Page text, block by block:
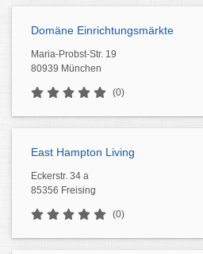
Domäne Einrichtungsmärkte
Maria-Probst-Str. 19
80939 München
(0)
East Hampton Living
Eckerstr. 34 a
85356 Freising
(0)